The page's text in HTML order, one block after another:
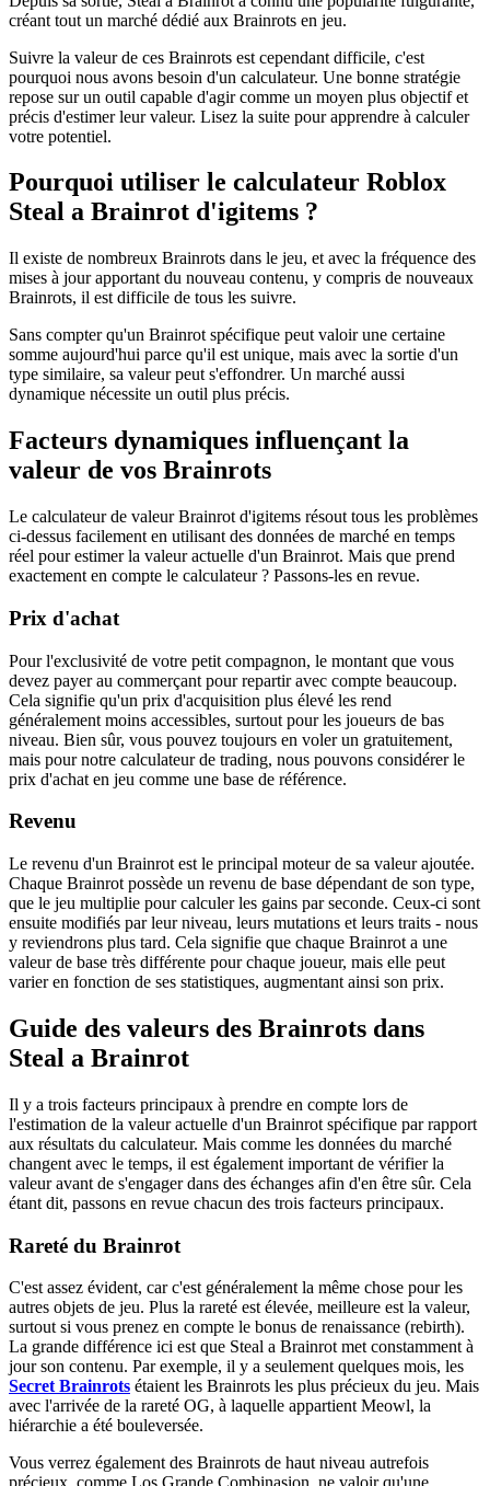
créant tout un marché dédié aux Brainrots en jeu.
Suivre la valeur de ces Brainrots est cependant difficile, c'est
pourquoi nous avons besoin d'un calculateur. Une bonne stratégie
repose sur un outil capable d'agir comme un moyen plus objectif et
précis d'estimer leur valeur. Lisez la suite pour apprendre à calculer
votre potentiel.
Pourquoi utiliser le calculateur Roblox
Steal a Brainrot d'igitems ?
Il existe de nombreux Brainrots dans le jeu, et avec la fréquence des
mises à jour apportant du nouveau contenu, y compris de nouveaux
Brainrots, il est difficile de tous les suivre.
Sans compter qu'un Brainrot spécifique peut valoir une certaine
somme aujourd'hui parce qu'il est unique, mais avec la sortie d'un
type similaire, sa valeur peut s'effondrer. Un marché aussi
dynamique nécessite un outil plus précis.
Facteurs dynamiques influençant la
valeur de vos Brainrots
Le calculateur de valeur Brainrot d'igitems résout tous les problèmes
ci-dessus facilement en utilisant des données de marché en temps
réel pour estimer la valeur actuelle d'un Brainrot. Mais que prend
exactement en compte le calculateur ? Passons-les en revue.
Prix d'achat
Pour l'exclusivité de votre petit compagnon, le montant que vous
devez payer au commerçant pour repartir avec compte beaucoup.
Cela signifie qu'un prix d'acquisition plus élevé les rend
généralement moins accessibles, surtout pour les joueurs de bas
niveau. Bien sûr, vous pouvez toujours en voler un gratuitement,
mais pour notre calculateur de trading, nous pouvons considérer le
prix d'achat en jeu comme une base de référence.
Revenu
Le revenu d'un Brainrot est le principal moteur de sa valeur ajoutée.
Chaque Brainrot possède un revenu de base dépendant de son type,
que le jeu multiplie pour calculer les gains par seconde. Ceux-ci sont
ensuite modifiés par leur niveau, leurs mutations et leurs traits - nous
y reviendrons plus tard. Cela signifie que chaque Brainrot a une
valeur de base très différente pour chaque joueur, mais elle peut
varier en fonction de ses statistiques, augmentant ainsi son prix.
Guide des valeurs des Brainrots dans
Steal a Brainrot
Il y a trois facteurs principaux à prendre en compte lors de
l'estimation de la valeur actuelle d'un Brainrot spécifique par rapport
aux résultats du calculateur. Mais comme les données du marché
changent avec le temps, il est également important de vérifier la
valeur avant de s'engager dans des échanges afin d'en être sûr. Cela
étant dit, passons en revue chacun des trois facteurs principaux.
Rareté du Brainrot
C'est assez évident, car c'est généralement la même chose pour les
autres objets de jeu. Plus la rareté est élevée, meilleure est la valeur,
surtout si vous prenez en compte le bonus de renaissance (rebirth).
La grande différence ici est que Steal a Brainrot met constamment à
jour son contenu. Par exemple, il y a seulement quelques mois, les
Secret Brainrots étaient les Brainrots les plus précieux du jeu. Mais
avec l'arrivée de la rareté OG, à laquelle appartient Meowl, la
hiérarchie a été bouleversée.
Vous verrez également des Brainrots de haut niveau autrefois